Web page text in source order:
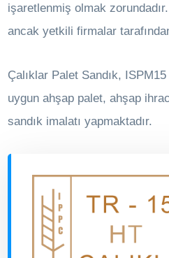
işaretlenmiş olmak
ancak yetkili firmalar
Çalıklar Palet Sandık,
uygun ahşap palet, ahşap
sandık imalatı yapmaktadır.